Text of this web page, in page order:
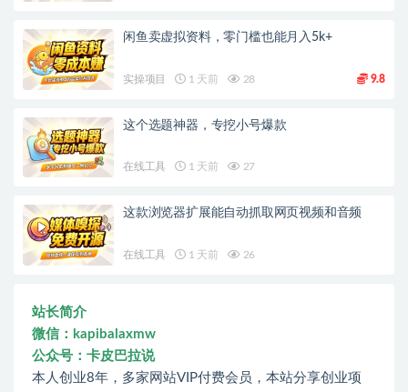
闲鱼卖虚拟资料，零门槛也能月入5k+
实操项目 1 天前 28 9.8
这个选题神器，专挖小号爆款
在线工具 1 天前 27
这款浏览器扩展能自动抓取网页视频和音频
在线工具 1 天前 26
站长简介
微信：kapibalaxmw
公众号：卡皮巴拉说
本人创业8年，多家网站VIP付费会员，本站分享创业项